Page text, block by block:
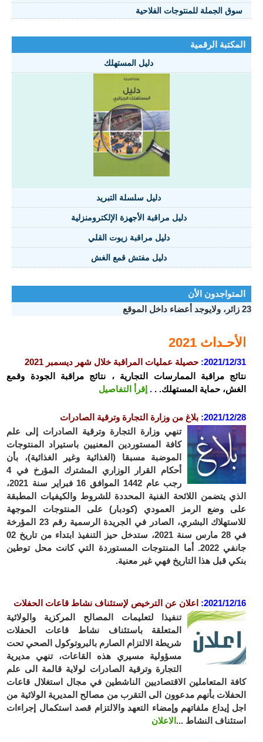
الجملة للمنتوجات الفلاحية
الرقمية
دليل المستهلك
دليل سلسلة التبريد
دليل مراقبة الأجهزة الإلكترومنزلية
دليل مراقبة زيوت القلي
دليل مفتش قمع الغش
الأن
2021
2021/
: حصيلة عمليات المراقبة خلال شهر ديسمبر 2021
مراقبة الممارسات التجارية ، نتائج مراقبة الجودة وقمع
حماية المستهلك. ..إقرأ التفاصيل
2021/
:بلاغ من وزارة التجارة وترقية الصادرات
تنهي وزارة التجارة وترقية الصادرات إلى علم
كافة المستوردين المعنيين باستيراد المنتوجات
الموضبة مسبقا (الغذائية وغير الغذائية)، بأن
أحكام القرار الوزاري المشترك المؤرخ في 4
رجب عام 1442 الموافق 16 فبراير سنة 2021،
يتضمن اللائحة الفنية المحددة للشروط والكيفيات المطبقة
وضع الرمز العمودي (كودبار) على المنتوجات الموجهة
للاستهلاك البشري، الصادر في الجريدة الرسمية رقم 23 المؤرخة
في 28 مارس سنة 2021، ستدخل حيز التنفيذ ابتداء من تاريخ 02
جانفي 2022. أما المنتوجات المستوردة التي كانت محل توطين
قبل هذا التاريخ فهي غير معنية.
2021/
: اعلان عن الترخيص لإستئناف نشاط قاعات الحفلات
تنفيذا لتعليمات المصالح المركزية والولائية
المتعلقة باستئناف نشاط قاعات الحفلات
شريطة الالتزام الصارم بالبروتوكول الصحي تحت
مسؤولية مسيري هذه القاعات، تنهي مديرية
التجارة وترقية الصادرات لولاية قالمة الى علم
المتعاملين الاقتصاديين الناشطين في مجال استغلال قاعات
بأنهم مدعوون الى التقرب من مصالح المديرية الولائية من
إيداع ملفاتهم وإمضاء التعهد والالتزام قصد استكمال إجراءات
النشاط ...الاعلان